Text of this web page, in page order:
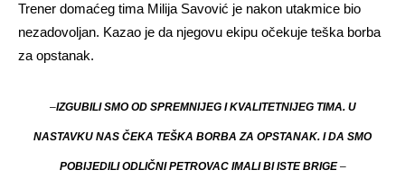
Trener domaćeg tima Milija Savović je nakon utakmice bio
nezadovoljan. Kazao je da njegovu ekipu očekuje teška borba
za opstanak.
–IZ­GU­BI­LI SMO OD SPREM­NI­JEG I KVA­LI­TET­NI­JEG TI­MA. U
NASTAVKU NAS ČE­KA TE­ŠKA BOR­BA ZA OP­STA­NAK. I DA SMO
PO­BI­JE­DI­LI OD­LIČ­NI PE­TRO­VAC IMA­LI BI ISTE BRI­GE–